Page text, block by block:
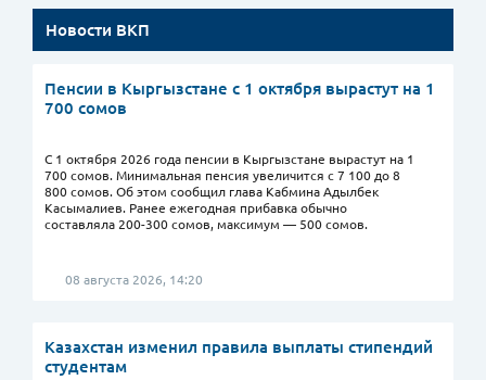
Новости ВКП
Пенсии в Кыргызстане с 1 октября вырастут на 1
700 сомов
С 1 октября 2026 года пенсии в Кыргызстане вырастут на 1
700 сомов. Минимальная пенсия увеличится с 7 100 до 8
800 сомов. Об этом сообщил глава Кабмина Адылбек
Касымалиев. Ранее ежегодная прибавка обычно
составляла 200-300 сомов, максимум — 500 сомов.
08 августа 2026, 14:20
Казахстан изменил правила выплаты стипендий
студентам